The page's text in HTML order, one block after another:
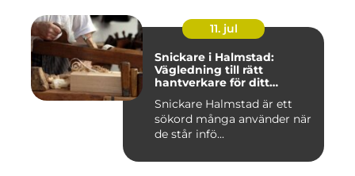
11. jul
Snickare i Halmstad:
Vägledning till rätt
hantverkare för ditt
Snickare Halmstad är ett
sökord många använder när
de står infö...